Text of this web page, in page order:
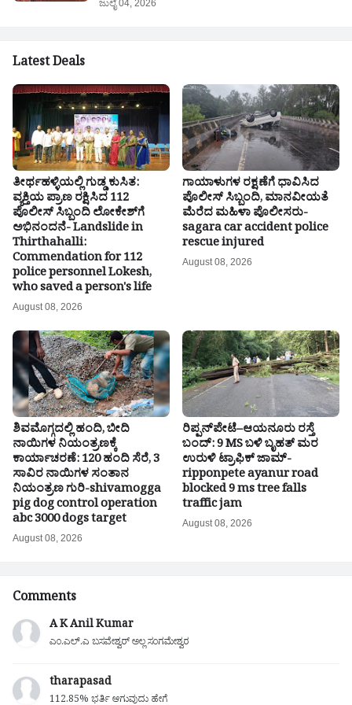
ಜುಲೈ 04, 2026
Latest Deals
ತೀರ್ಥಹಳ್ಳಿಯಲ್ಲಿ ಗುಡ್ಡ ಕುಸಿತ:
ವ್ಯಕ್ತಿಯ ಪ್ರಾಣ ರಕ್ಷಿಸಿದ 112
ಪೊಲೀಸ್ ಸಿಬ್ಬಂದಿ ಲೋಕೇಶ್‌ಗೆ
ಅಭಿನಂದನೆ- Landslide in
Thirthahalli:
Commendation for 112
police personnel Lokesh,
who saved a person's life
August 08, 2026
ಗಾಯಾಳುಗಳ ರಕ್ಷಣೆಗೆ ಧಾವಿಸಿದ
ಪೊಲೀಸ್ ಸಿಬ್ಬಂದಿ, ಮಾನವೀಯತೆ
ಮೆರೆದ ಮಹಿಳಾ ಪೊಲೀಸರು-
sagara car accident police
rescue injured
August 08, 2026
ಶಿವಮೊಗ್ಗದಲ್ಲಿ ಹಂದಿ, ಬೀದಿ
ನಾಯಿಗಳ ನಿಯಂತ್ರಣಕ್ಕೆ
ಕಾರ್ಯಾಚರಣೆ: 120 ಹಂದಿ ಸೆರೆ, 3
ಸಾವಿರ ನಾಯಿಗಳ ಸಂತಾನ
ನಿಯಂತ್ರಣ ಗುರಿ-shivamogga
pig dog control operation
abc 3000 dogs target
August 08, 2026
ರಿಪ್ಪನ್‌ಪೇಟೆ–ಆಯನೂರು ರಸ್ತೆ
ಬಂದ್: 9 MS ಬಳಿ ಬೃಹತ್ ಮರ
ಉರುಳಿ ಟ್ರಾಫಿಕ್ ಜಾಮ್-
ripponpete ayanur road
blocked 9 ms tree falls
traffic jam
August 08, 2026
Comments
A K Anil Kumar
ಎಂ.ಎಲ್.ಎ ಬಸವೇಶ್ವರ್ ಅಲ್ಲ ಸಂಗಮೇಶ್ವರ
tharapasad
112.85% ಭರ್ತಿ ಆಗುವುದು ಹೇಗೆ